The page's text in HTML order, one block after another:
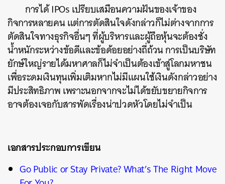
การได้ IPOs เปรียบเสมือนความฝันของเจ้าของ
กิจการหลายคน แต่การตัดสินใจดังกล่าวก็ไม่ต่างจากการ
ตัดสินใจทางธุรกิจอื่นๆ ที่ผู้บริหารและผู้ถือหุ้นจะต้องชั่ง
น้ำหนักระหว่างข้อดีและข้อด้อยอย่างถี่ถ้วน การเป็นบริษัท
ยักษ์ใหญ่รายได้มหาศาลก็ไม่จำเป็นต้องเข้าสู่โลกมหาชน
เพื่อระดมเงินทุนเพิ่มเติมหากไม่มีแผนใช้เงินดังกล่าวอย่าง
มีประสิทธิภาพ เพราะนอกจากจะไม่ได้ขยับขยายกิจการ
อาจต้องเจอกับสารพัดเรื่องน่าปวดหัวโดยไม่จำเป็น
เอกสารประกอบการเขียน
Go Public or Stay Private? What’s The Right Move